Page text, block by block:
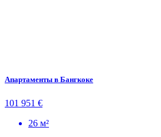
Апартаменты в Бангкоке
101 951 €
26 м²